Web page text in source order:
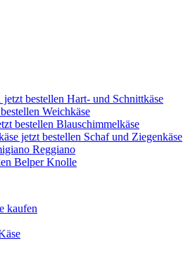
Hart- und Schnittkäse
Weichkäse
Blauschimmelkäse
Schaf und Ziegenkäse
Reggiano
Belper Knolle
kaufen